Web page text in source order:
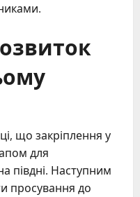
що закріплення у
для
півдні. Наступним
просування до